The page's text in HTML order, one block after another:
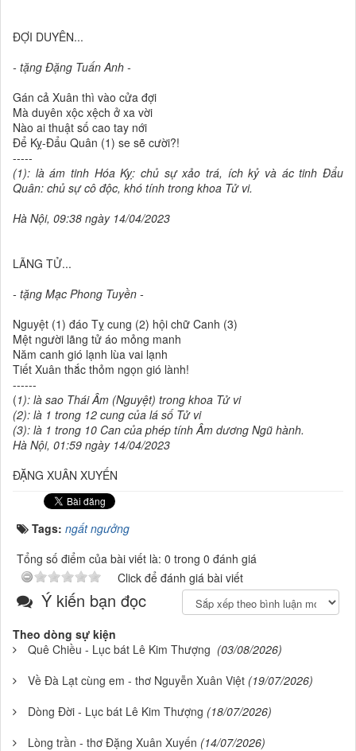
ĐỢI DUYÊN...
- tặng Đặng Tuấn Anh -
Gán cả Xuân thì vào cửa đợi
Mà duyên xộc xệch ở xa vời
Nào ai thuật số cao tay nới
Để Kỵ-Đẩu Quân (1) se sẽ cười?!
-----
(1): là ám tinh Hóa Kỵ: chủ sự xảo trá, ích kỷ và ác tinh Đẩu
Quân: chủ sự cô độc, khó tính trong khoa Tử vi.
Hà Nội, 09:38 ngày 14/04/2023
LÃNG TỬ...
- tặng Mạc Phong Tuyền -
Nguyệt (1) đáo Tỵ cung (2) hội chữ Canh (3)
Mệt người lãng tử áo mỏng manh
Năm canh gió lạnh lùa vai lạnh
Tiết Xuân thắc thỏm ngọn gió lành!
------
(1): là sao Thái Âm (Nguyệt) trong khoa Tử vi
(2): là 1 trong 12 cung của lá số Tử vi
(3): là 1 trong 10 Can của phép tính Âm dương Ngũ hành.
Hà Nội, 01:59 ngày 14/04/2023
ĐẶNG XUÂN XUYẾN
Tags: ngất ngưởng
Tổng số điểm của bài viết là: 0 trong 0 đánh giá
Click để đánh giá bài viết
Ý kiến bạn đọc
Theo dòng sự kiện
Quê Chiều - Lục bát Lê Kim Thượng (03/08/2026)
Về Đà Lạt cùng em - thơ Nguyễn Xuân Việt (19/07/2026)
Dòng Đời - Lục bát Lê Kim Thượng (18/07/2026)
Lòng trần - thơ Đặng Xuân Xuyến (14/07/2026)